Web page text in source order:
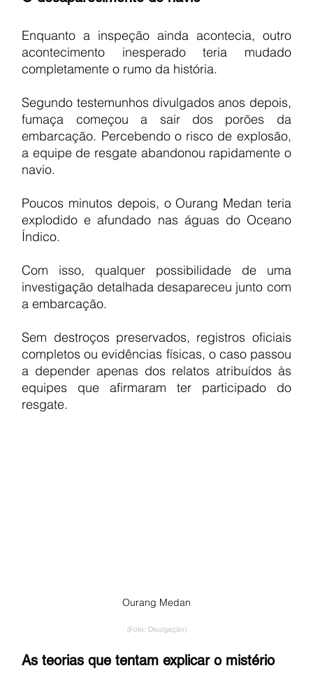
Enquanto a inspeção ainda acontecia, outro
acontecimento inesperado teria mudado
completamente o rumo da história.
Segundo testemunhos divulgados anos depois,
fumaça começou a sair dos porões da
embarcação. Percebendo o risco de explosão,
a equipe de resgate abandonou rapidamente o
navio.
Poucos minutos depois, o Ourang Medan teria
explodido e afundado nas águas do Oceano
Índico.
Com isso, qualquer possibilidade de uma
investigação detalhada desapareceu junto com
a embarcação.
Sem destroços preservados, registros oficiais
completos ou evidências físicas, o caso passou
a depender apenas dos relatos atribuídos às
equipes que afirmaram ter participado do
resgate.
Ourang Medan
(Foto: Divulgação)
As teorias que tentam explicar o mistério